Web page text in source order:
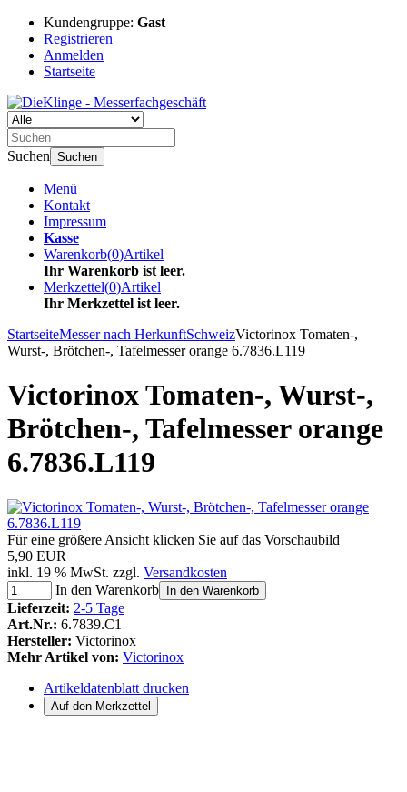
Kundengruppe: Gast
Registrieren
Anmelden
Startseite
Suchen Suchen
Menü
Kontakt
Impressum
Kasse
Warenkorb(0)Artikel
Ihr Warenkorb ist leer.
Merkzettel(0)Artikel
Ihr Merkzettel ist leer.
StartseiteMesser nach HerkunftSchweizVictorinox Tomaten-,
Wurst-, Brötchen-, Tafelmesser orange 6.7836.L119
Victorinox Tomaten-, Wurst-,
Brötchen-, Tafelmesser orange
6.7836.L119
Für eine größere Ansicht klicken Sie auf das Vorschaubild
5,90 EUR
inkl. 19 % MwSt. zzgl. Versandkosten
In den Warenkorb
In den Warenkorb
Lieferzeit: 2-5 Tage
Art.Nr.: 6.7839.C1
Hersteller: Victorinox
Mehr Artikel von: Victorinox
Artikeldatenblatt drucken